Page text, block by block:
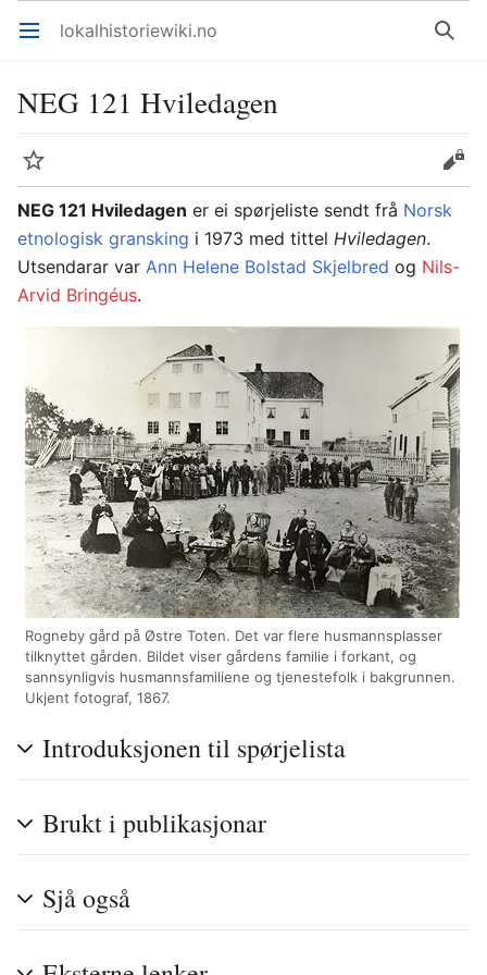
Åpne hovedmenyen lokalhistoriewiki.no Søk
NEG 121 Hviledagen
Overvåk
Rediger
NEG 121 Hviledagen er ei spørjeliste sendt frå Norsk
etnologisk gransking i 1973 med tittel Hviledagen.
Utsendarar var Ann Helene Bolstad Skjelbred og Nils-
Arvid Bringéus.
Rogneby gård på Østre Toten. Det var flere husmannsplasser
tilknyttet gården. Bildet viser gårdens familie i forkant, og
sannsynligvis husmannsfamiliene og tjenestefolk i bakgrunnen.
Ukjent fotograf, 1867.
Introduksjonen til spørjelista
Brukt i publikasjonar
Sjå også